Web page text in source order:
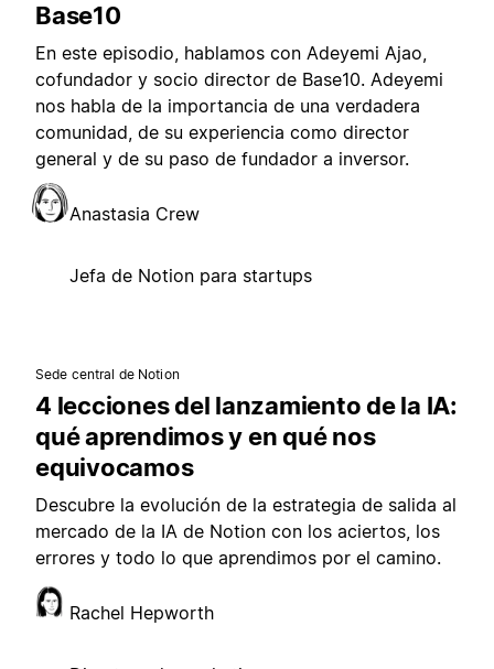
Base10
En este episodio, hablamos con Adeyemi Ajao,
cofundador y socio director de Base10. Adeyemi
nos habla de la importancia de una verdadera
comunidad, de su experiencia como director
general y de su paso de fundador a inversor.
Anastasia Crew
Jefa de Notion para startups
Sede central de Notion
4 lecciones del lanzamiento de la IA:
qué aprendimos y en qué nos
equivocamos
Descubre la evolución de la estrategia de salida al
mercado de la IA de Notion con los aciertos, los
errores y todo lo que aprendimos por el camino.
Rachel Hepworth